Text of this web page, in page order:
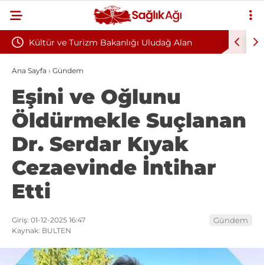
Kültür ve Turizm Bakanlığı Uludağ Alan
Başkanlığı 11 Sürekli İşçi Alımı Duyuruldu
Bu
Ana Sayfa › Gündem
Eşini ve Oğlunu
Öldürmekle Suçlanan
Dr. Serdar Kıyak
Cezaevinde İntihar
Etti
Giriş: 01-12-2025 16:47
Kaynak: BULTEN
Gündem